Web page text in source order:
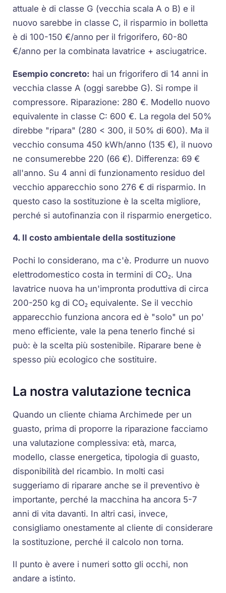
attuale è di classe G (vecchia scala A o B) e il
nuovo sarebbe in classe C, il risparmio in bolletta
è di 100-150 €/anno per il frigorifero, 60-80
€/anno per la combinata lavatrice + asciugatrice.
Esempio concreto: hai un frigorifero di 14 anni in
vecchia classe A (oggi sarebbe G). Si rompe il
compressore. Riparazione: 280 €. Modello nuovo
equivalente in classe C: 600 €. La regola del 50%
direbbe "ripara" (280 < 300, il 50% di 600). Ma il
vecchio consuma 450 kWh/anno (135 €), il nuovo
ne consumerebbe 220 (66 €). Differenza: 69 €
all'anno. Su 4 anni di funzionamento residuo del
vecchio apparecchio sono 276 € di risparmio. In
questo caso la sostituzione è la scelta migliore,
perché si autofinanzia con il risparmio energetico.
4. Il costo ambientale della sostituzione
Pochi lo considerano, ma c'è. Produrre un nuovo
elettrodomestico costa in termini di CO₂. Una
lavatrice nuova ha un'impronta produttiva di circa
200-250 kg di CO₂ equivalente. Se il vecchio
apparecchio funziona ancora ed è "solo" un po'
meno efficiente, vale la pena tenerlo finché si
può: è la scelta più sostenibile. Riparare bene è
spesso più ecologico che sostituire.
La nostra valutazione tecnica
Quando un cliente chiama Archimede per un
guasto, prima di proporre la riparazione facciamo
una valutazione complessiva: età, marca,
modello, classe energetica, tipologia di guasto,
disponibilità del ricambio. In molti casi
suggeriamo di riparare anche se il preventivo è
importante, perché la macchina ha ancora 5-7
anni di vita davanti. In altri casi, invece,
consigliamo onestamente al cliente di considerare
la sostituzione, perché il calcolo non torna.
Il punto è avere i numeri sotto gli occhi, non
andare a istinto.